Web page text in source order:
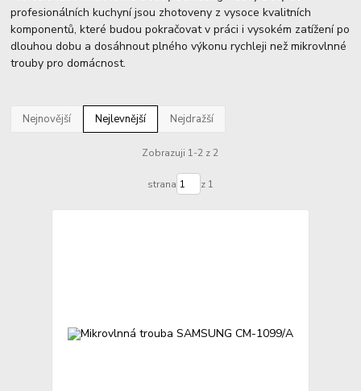
profesionálních kuchyní jsou zhotoveny z vysoce kvalitních
komponentů, které budou pokračovat v práci i vysokém zatížení po
dlouhou dobu a dosáhnout plného výkonu rychleji než mikrovlnné
trouby pro domácnost.
Nejnovější Nejlevnější Nejdražší
Zobrazuji 1-2 z 2
strana z 1